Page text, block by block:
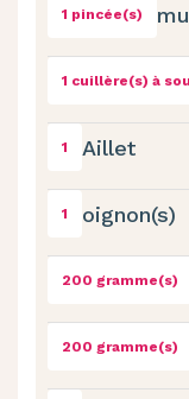
1 pincée(s)
1 cuillère(s) à
1 Aillet
1 oignon(s)
200 gramme(s)
200 gramme(s)